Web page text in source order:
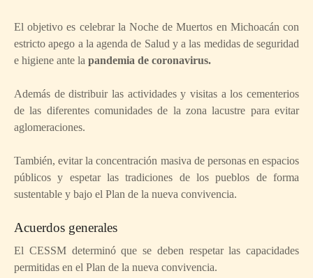
El objetivo es celebrar la Noche de Muertos en Michoacán con
estricto apego a la agenda de Salud y a las medidas de seguridad
e higiene ante la pandemia de coronavirus.
Además de distribuir las actividades y visitas a los cementerios
de las diferentes comunidades de la zona lacustre para evitar
aglomeraciones.
También, evitar la concentración masiva de personas en espacios
públicos y espetar las tradiciones de los pueblos de forma
sustentable y bajo el Plan de la nueva convivencia.
Acuerdos generales
El CESSM determinó que se deben respetar las capacidades
permitidas en el Plan de la nueva convivencia.